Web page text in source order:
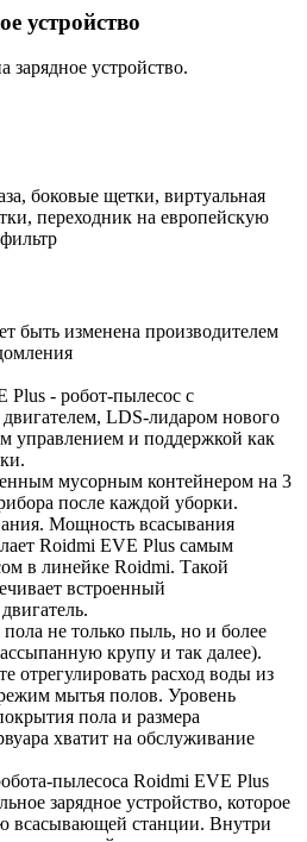
устройство
зарядное устройство.
боковые щетки, виртуальная
переходник на европейскую
быть изменена производителем
Plus - робот-пылесос с
LDS-лидаром нового
управлением и поддержкой как
мусорным контейнером на 3
после каждой уборки.
Мощность всасывания
Roidmi EVE Plus самым
в линейке Roidmi. Такой
встроенный
пола не только пыль, но и более
крупу и так далее).
отрегулировать расход воды из
мытья полов. Уровень
пола и размера
хватит на обслуживание
пылесоса Roidmi EVE Plus
зарядное устройство, которое
всасывающей станции. Внутри